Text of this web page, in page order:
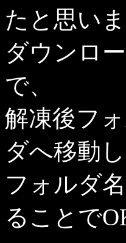
たと思いま
ダウンロ
で、
解凍後フ
ダへ移動し
フォルダ
ることで